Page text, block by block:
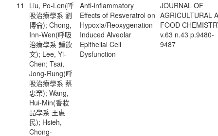
11
Liu, Po-Len(呼
吸治療學系 劉
博侖); Chong,
Inn-Wen(呼吸
治療學系 鍾飲
文); Lee, Yi-
Chen; Tsai,
Jong-Rung(呼
吸治療學系 蔡
忠榮); Wang,
Hui-Min(香妝
品學系 王惠
民); Hsieh,
Chong-
Anti-inflammatory
Effects of Resveratrol on
Hypoxia/Reoxygenation-
Induced Alveolar
Epithelial Cell
Dysfunction
JOURNAL OF
AGRICULTURAL
FOOD
v.63 n.43 p.9480-
9487